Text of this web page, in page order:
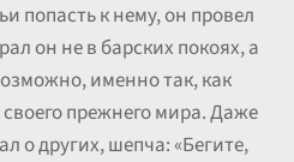
попасть к нему, он провел
он не в барских покоях, а
именно так, как
прежнего мира. Даже
о других, шепча: «Бегите,